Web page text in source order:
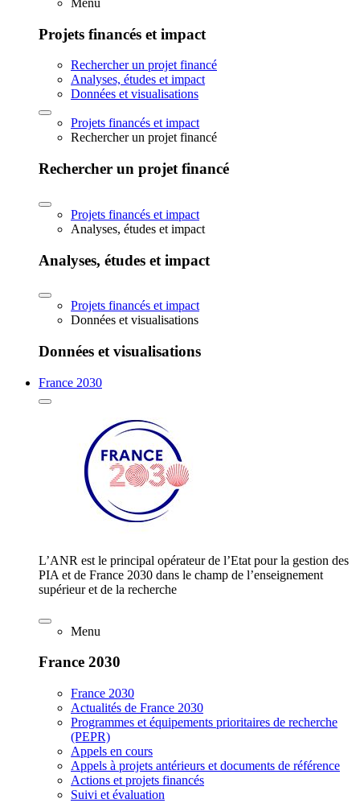
Menu
Projets financés et impact
Rechercher un projet financé
Analyses, études et impact
Données et visualisations
Projets financés et impact
Rechercher un projet financé
Rechercher un projet financé
Projets financés et impact
Analyses, études et impact
Analyses, études et impact
Projets financés et impact
Données et visualisations
Données et visualisations
France 2030
L’ANR est le principal opérateur de l’Etat pour la gestion des
PIA et de France 2030 dans le champ de l’enseignement
supérieur et de la recherche
Menu
France 2030
France 2030
Actualités de France 2030
Programmes et équipements prioritaires de recherche
(PEPR)
Appels en cours
Appels à projets antérieurs et documents de référence
Actions et projets financés
Suivi et évaluation